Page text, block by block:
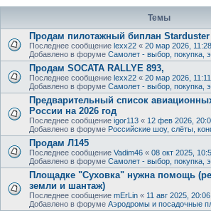
Темы
Продам пилотажный биплан Starduster
Последнее сообщение lexx22 « 20 мар 2026, 11:28
Добавлено в форуме Самолет - выбор, покупка,
Продам SOCATA RALLYE 893,
Последнее сообщение lexx22 « 20 мар 2026, 11:11
Добавлено в форуме Самолет - выбор, покупка,
Предварительный список
России на 2026 год
Последнее сообщение igor113 « 12 фев 2026,
Добавлено в форуме Российские шоу, слёты,
Продам Л145
Последнее сообщение Vadim46 « 08 окт 2025,
Добавлено в форуме Самолет - выбор, покупка,
Площадке "Суховка" нужна помощь
земли и шантаж)
Последнее сообщение mErLin « 11 авг 2025, 20:06
Добавлено в форуме Аэродромы и посадочные